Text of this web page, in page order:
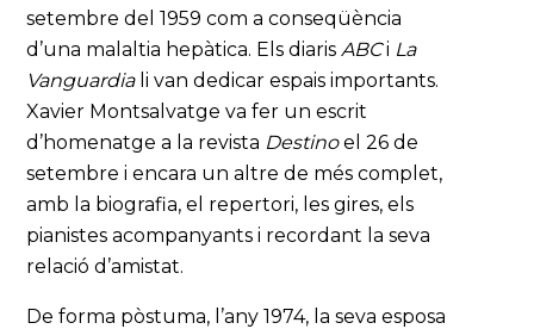
setembre del 1959 com a conseqüència
d’una malaltia hepàtica. Els diarisABCi La
Vanguardia li van dedicar espais importants.
Xavier Montsalvatge va fer un escrit
d’homenatge a la revista Destinoel 26 de
setembre i encara un altre de més complet,
amb la biografia, el repertori, les gires, els
pianistes acompanyants i recordant la seva
relació d’amistat.
De forma pòstuma, l’any 1974, la seva esposa